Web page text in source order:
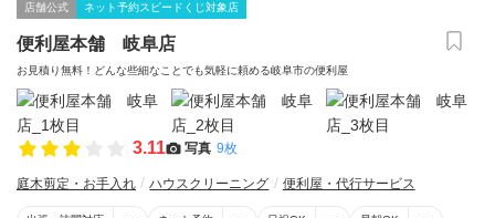
店舗公式 ネット予約スピードくじ対象店
便利屋本舗 岐阜店
お見積り無料！どんな些細なことでも気軽に頼める岐阜市の便利屋
3.11 写真 9枚
庭木剪定・お手入れ ハウスクリーニング 便利屋・代行サービス